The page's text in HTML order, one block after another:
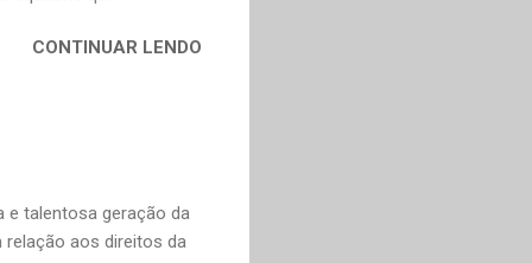
o que explica o
a Murakami. Alguns
obras fascinantes em
CONTINUAR LENDO
e talentosa geração da
aos direitos da